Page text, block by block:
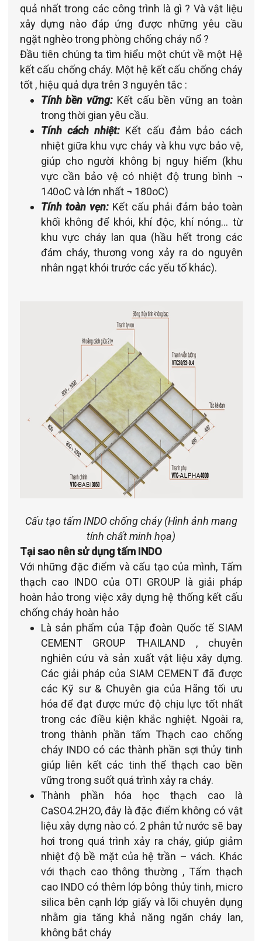
quả nhất trong các công trình là gì ? Và vật liệu
xây dựng nào đáp ứng được những yêu cầu
ngặt nghèo trong phòng chống cháy nổ ?
Đầu tiên chúng ta tìm hiểu một chút về một Hệ
kết cấu chống cháy. Một hệ kết cấu chống cháy
tốt , hiệu quả dựa trên 3 nguyên tắc :
Tính bền vững: Kết cấu bền vững an toàn
trong thời gian yêu cầu.
Tính cách nhiệt: Kết cấu đảm bảo cách
nhiệt giữa khu vực cháy và khu vực bảo vệ,
giúp cho người không bị nguy hiểm (khu
vực cần bảo vệ có nhiệt độ trung bình ¬
140oC và lớn nhất ¬ 180oC)
Tính toàn vẹn: Kết cấu phải đảm bảo toàn
khối không để khói, khí độc, khí nóng… từ
khu vực cháy lan qua (hầu hết trong các
đám cháy, thương vong xảy ra do nguyên
nhân ngạt khói trước các yếu tố khác).
Cấu tạo tấm INDO chống cháy (Hình ảnh mang
tính chất minh họa)
Tại sao nên sử dụng tấm INDO
Với những đặc điểm và cấu tạo của mình, Tấm
thạch cao INDO của OTI GROUP là giải pháp
hoàn hảo trong việc xây dựng hệ thống kết cấu
chống cháy hoàn hảo
Là sản phẩm của Tập đoàn Quốc tế SIAM
CEMENT GROUP THAILAND , chuyên
nghiên cứu và sản xuất vật liệu xây dựng.
Các giải pháp của SIAM CEMENT đã được
các Kỹ sư & Chuyên gia của Hãng tối ưu
hóa để đạt được mức độ chịu lực tốt nhất
trong các điều kiện khắc nghiệt. Ngoài ra,
trong thành phần tấm Thạch cao chống
cháy INDO có các thành phần sợi thủy tinh
giúp liên kết các tinh thể thạch cao bền
vững trong suốt quá trình xảy ra cháy.
Thành phần hóa học thạch cao là
CaSO4.2H2O, đây là đặc điểm không có vật
liệu xây dựng nào có. 2 phân tử nước sẽ bay
hơi trong quá trình xảy ra cháy, giúp giảm
nhiệt độ bề mặt của hệ trần – vách. Khác
với thạch cao thông thường , Tấm thạch
cao INDO có thêm lớp bông thủy tinh, micro
silica bên cạnh lớp giấy và lõi chuyên dụng
nhằm gia tăng khả năng ngăn cháy lan,
không bắt cháy